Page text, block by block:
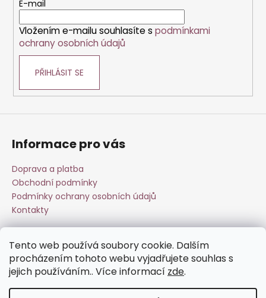
Tento web používá soubory cookie. Dalším
procházením tohoto webu vyjadřujete souhlas s
jejich používáním.. Více informací zde.
v
k
y
u
E-mail
Vložením e-mailu souhlasíte s podmínkami
ochrany osobních údajů
PŘIHLÁSIT SE
Informace pro vás
Doprava a platba
Obchodní podmínky
Podmínky ochrany osobních údajů
Kontakty
Přijímáme online platby